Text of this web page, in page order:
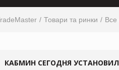
Товари та ринки Все
КАБМИН СЕГОДНЯ